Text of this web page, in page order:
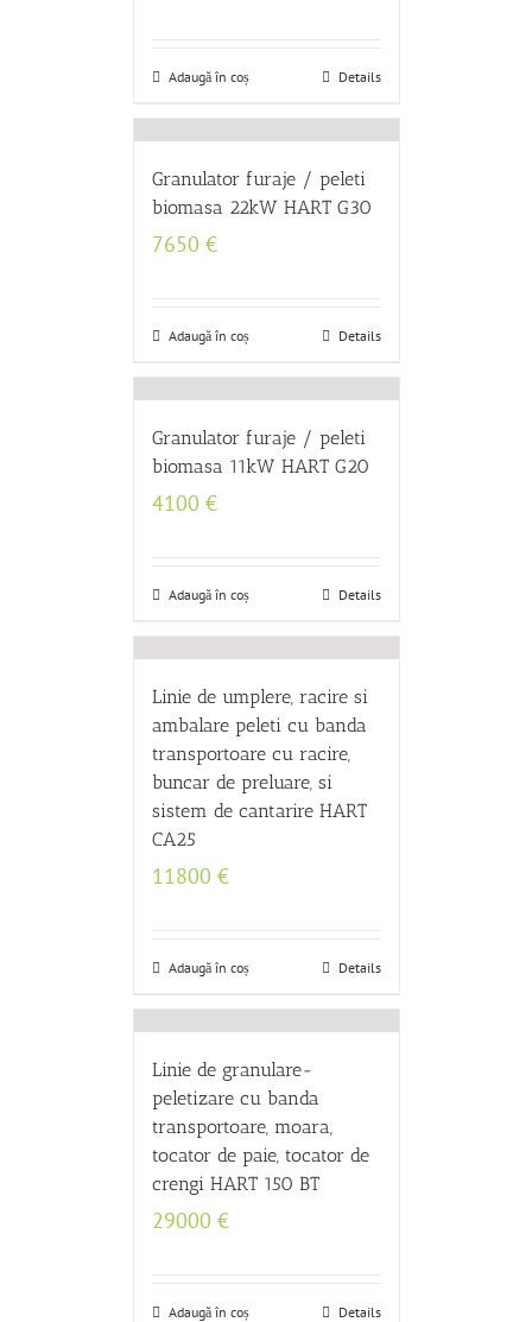
Adaugă în coș Details
Granulator furaje / peleti
biomasa 22kW HART G30
7650 €
Adaugă în coș Details
Granulator furaje / peleti
biomasa 11kW HART G20
4100 €
Adaugă în coș Details
Linie de umplere, racire si
ambalare peleti cu banda
transportoare cu racire,
buncar de preluare, si
sistem de cantarire HART
CA25
11800 €
Adaugă în coș Details
Linie de granulare-
peletizare cu banda
transportoare, moara,
tocator de paie, tocator de
crengi HART 150 BT
29000 €
Adaugă în coș Details